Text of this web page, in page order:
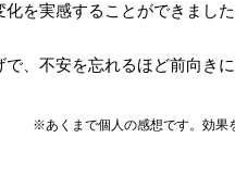
を実感することができました
、不安を忘れるほど前向き
※あくまで個人の感想です。効果